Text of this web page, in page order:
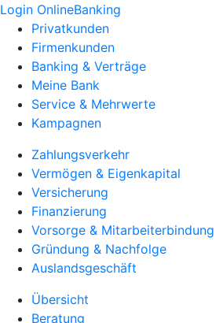
Login OnlineBanking
Privatkunden
Firmenkunden
Banking & Verträge
Meine Bank
Service & Mehrwerte
Kampagnen
Zahlungsverkehr
Vermögen & Eigenkapital
Versicherung
Finanzierung
Vorsorge & Mitarbeiterbindung
Gründung & Nachfolge
Auslandsgeschäft
Übersicht
Beratung